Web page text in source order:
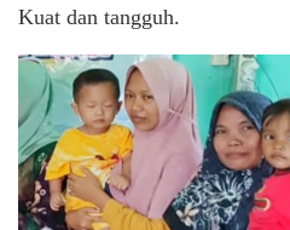
Kuat dan tangguh.